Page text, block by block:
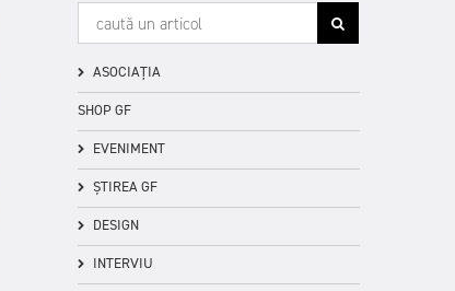
ASOCIAȚIA
SHOP GF
EVENIMENT
ȘTIREA GF
DESIGN
INTERVIU